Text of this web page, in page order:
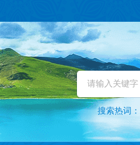
搜索热词：